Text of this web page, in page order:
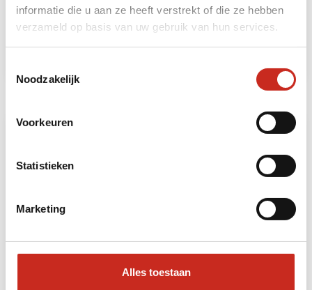
informatie die u aan ze heeft verstrekt of die ze hebben
verzameld op basis van uw gebruik van hun services.
Noodzakelijk
Voorkeuren
Statistieken
Marketing
Alles toestaan
vanaf €5775 per
persoon
Vietnam en China
Familie Kerstreis